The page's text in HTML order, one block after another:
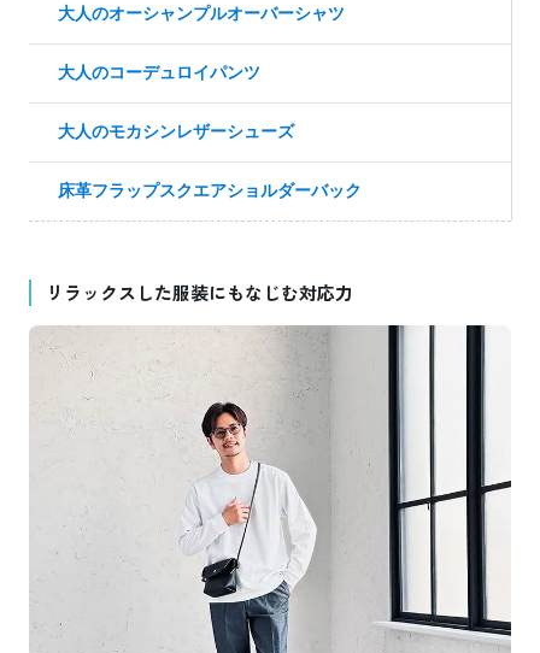
大人のオーシャンプルオーバーシャツ
大人のコーデュロイパンツ
大人のモカシンレザーシューズ
床革フラップスクエアショルダーバック
リラックスした服装にもなじむ対応力